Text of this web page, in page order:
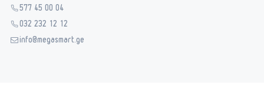
577 45 00 04
032 232 12 12
info@megasmart.ge